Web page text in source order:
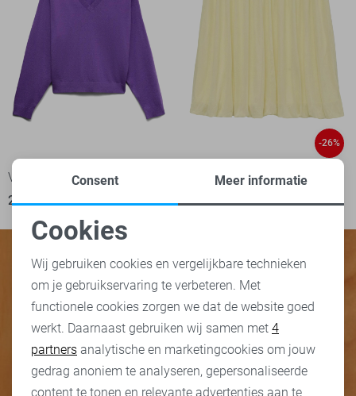
Vero Moda Trui
29,99
-26%
Vero Moda Rok
22,05 29,99
Noodzakelijke cookies
Personalisatie cookies
Analytische cookies
Marketing cookies
Consent Meer informatie
Cookies
Wij gebruiken cookies en vergelijkbare technieken
om je gebruikservaring te verbeteren. Met
functionele cookies zorgen we dat de website goed
werkt. Daarnaast gebruiken wij samen met 4
partners analytische en marketingcookies om jouw
gedrag anoniem te analyseren, gepersonaliseerde
content te tonen en relevante advertenties aan te